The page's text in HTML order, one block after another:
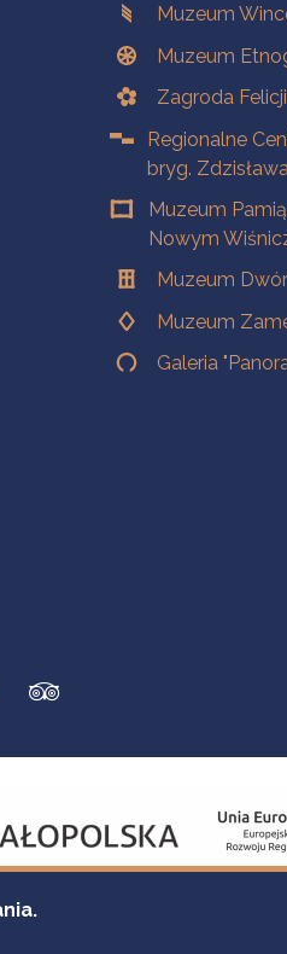
Muzeum
Muzeum
Zagroda
Regionalne
bryg.
Muzeum
Nowym
Muzeum
Muzeum
Galeria